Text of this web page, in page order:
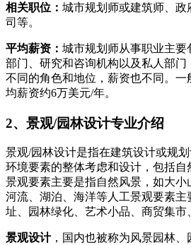
相关职位： 城市规划师或建筑师、
司等。
平均薪资： 城市规划师从事职业主要
部门、研究和咨询机构以及私人部
不同的角色和地位，薪资也不同。
均薪资约6万美元/年。
2、景观/园林设计专业介绍
景观/园林设计是指在建筑设计或规
环境要素的整体考虑和设计，包括
景观要素主要是指自然风景，如大小
河流、湖泊、海洋等人工景观要素
址、园林绿化、艺术小品、商贸集市
景观设计，国内也被称为风景园林